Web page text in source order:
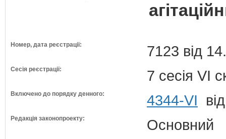
Номер, дата реєстрації: 7123 від
Сесія реєстрації: 7 сесія VI
Включено до порядку денного: 4344-VI
Редакція законопроекту: Основний